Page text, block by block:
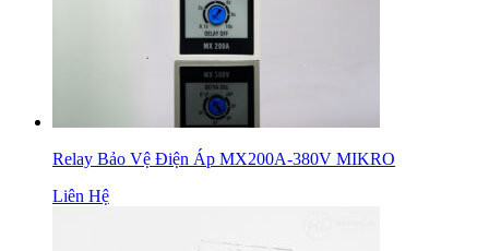
Relay Bảo Vệ Điện Áp MX200A-380V MIKRO
Liên Hệ